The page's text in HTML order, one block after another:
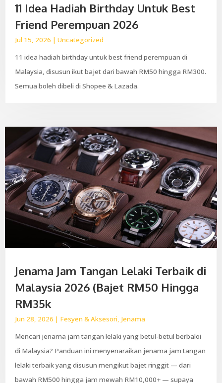
11 Idea Hadiah Birthday Untuk Best
Friend Perempuan 2026
Jul 15, 2026 |Uncategorized
11 idea hadiah birthday untuk best friend perempuan di
Malaysia, disusun ikut bajet dari bawah RM50 hingga RM300.
Semua boleh dibeli di Shopee & Lazada.
Jenama Jam Tangan Lelaki Terbaik di
Malaysia 2026 (Bajet RM50 Hingga
RM35k
Jun 28, 2026 | Fesyen & Aksesori, Jenama
Mencari jenama jam tangan lelaki yang betul-betul berbaloi
di Malaysia? Panduan ini menyenaraikan jenama jam tangan
lelaki terbaik yang disusun mengikut bajet ringgit — dari
bawah RM500 hingga jam mewah RM10,000+ — supaya